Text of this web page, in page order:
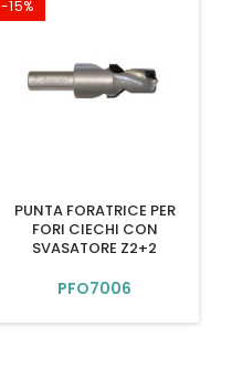
-15%
PUNTA FORATRICE PER
FORI CIECHI CON
SVASATORE Z2+2
PFO7006